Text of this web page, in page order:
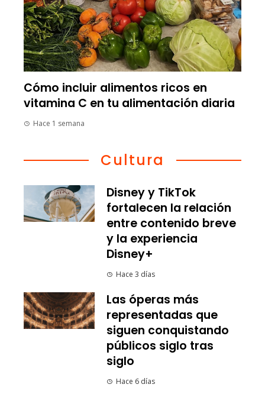
Cómo incluir alimentos ricos en
vitamina C en tu alimentación diaria
Hace 1 semana
Cultura
Disney y TikTok
fortalecen la relación
entre contenido breve
y la experiencia
Disney+
Hace 3 días
Las óperas más
representadas que
siguen conquistando
públicos siglo tras
siglo
Hace 6 días